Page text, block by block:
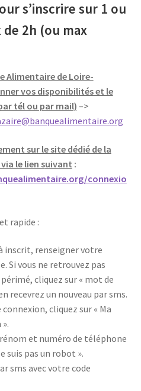
s’inscrire sur 1 ou
2h (ou max
Alimentaire de Loire-
vos disponibilités et le
tél ou par mail) –>
sur le site dédié de la
le lien suivant :
connexio
rapide :
inscrit, renseigner votre
Si vous ne retrouvez pas
cliquez sur « mot de
recevrez un nouveau par sms.
cliquez sur « Ma
et numéro de téléphone
suis pas un robot ».
sms avec votre code